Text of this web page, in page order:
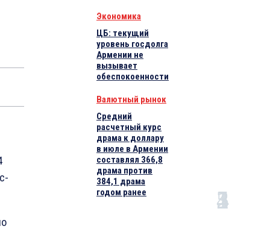
Экономика
ЦБ: текущий
уровень госдолга
Армении не
вызывает
обеспокоенности
Валютный рынок
Средний
расчетный курс
драма к доллару
в июле в Армении
составлял 366,8
драма против
384,1 драма
годом ранее